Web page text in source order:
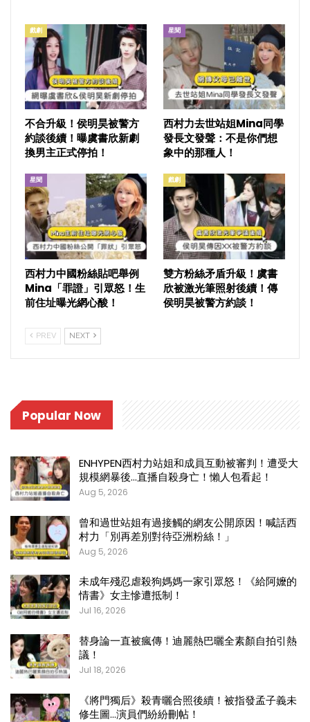
戲劇
不合升級！侯明昊被警方
約談後續！曝虞書欣新劇
換男主正式停拍！
星聞
西村力去世站姐Mina同學
發長文發聲：不是你們想
象中的那種人！
星聞
西村力中國粉絲貼吧舉例
Mina「罪證」引眾怒！生
前住址曝光網心酸！
戲劇
雙方粉絲矛盾升級！虞書
欣被激光筆照射後續！傳
侯明昊被警方約談！
PREV NEXT
Popular Now
ENHYPEN西村力站姐和成員互動被審判！遭受大
規模網暴後…直播自殺身亡！懶人包看起！
Aug 5, 2026
曾和過世站姐有過接觸的網友公開原因！喊話西
村力「別再差別對待亞洲粉絲！」
Aug 5, 2026
未成年殘忍虐殺狗媽媽一家引眾怒！《給阿嬤的
情書》女主慘遭抵制！
Jul 16, 2026
替身論一直被瘋傳！迪麗熱巴曬全素顏自拍引熱
議！
Jul 18, 2026
《將門獨后》殺青曬合照後續！被指發孟子義未
修生圖…演員們紛紛刪帖！